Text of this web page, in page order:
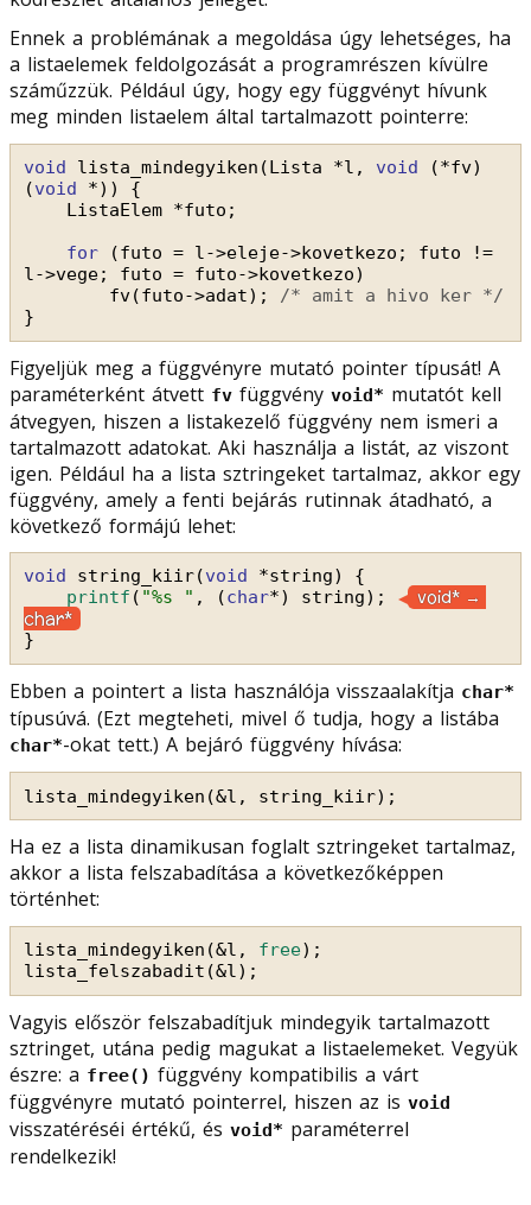
Ennek a problémának a megoldása úgy lehetséges, ha
a listaelemek feldolgozását a programrészen kívülre
száműzzük. Például úgy, hogy egy függvényt hívunk
meg minden listaelem által tartalmazott pointerre:
void lista_mindegyiken(Lista *l, void
(*fv)
(void
*)) {
ListaElem *futo;
for
(futo = l->eleje->kovetkezo; futo !=
l->vege; futo = futo->kovetkezo)
fv(futo->adat); /* amit a hivo ker */
}
Figyeljük meg a függvényre mutató pointer típusát! A
paraméterként átvett fv függvény void* mutatót kell
átvegyen, hiszen a listakezelő függvény nem ismeri a
tartalmazott adatokat. Aki használja a listát, az viszont
igen. Például ha a lista sztringeket tartalmaz, akkor egy
függvény, amely a fenti bejárás rutinnak átadható, a
következő formájú lehet:
void string_kiir(void
*string) {
printf ( "%s " , (char*) string);
void* →
char*
}
Ebben a pointert a lista használója visszaalakítja char*
típusúvá. (Ezt megteheti, mivel ő tudja, hogy a listába
char*-okat tett.) A bejáró függvény hívása:
lista_mindegyiken(&l, string_kiir);
Ha ez a lista dinamikusan foglalt sztringeket tartalmaz,
akkor a lista felszabadítása a következőképpen
történhet:
lista_mindegyiken(&l, free);
lista_felszabadit(&l);
Vagyis először felszabadítjuk mindegyik tartalmazott
sztringet, utána pedig magukat a listaelemeket. Vegyük
észre: a free() függvény kompatibilis a várt
függvényre mutató pointerrel, hiszen az is void
visszatéréséi értékű, és void* paraméterrel
rendelkezik!